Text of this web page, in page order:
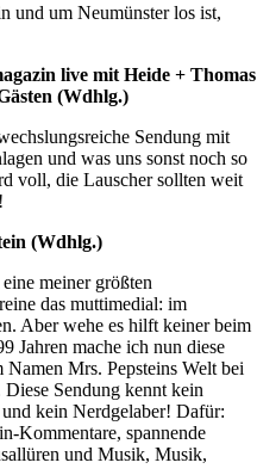
und um Neumünster los ist,
live mit Heide + Thomas
(Wdhlg.)
Sendung mit
und was uns sonst noch so
voll, die Lauscher sollten weit
(Wdhlg.)
meiner größten
das muttimedial: im
Aber wehe es hilft keiner beim
Jahren mache ich nun diese
Namen Mrs. Pepsteins Welt bei
Sendung kennt kein
kein Nerdgelaber! Dafür:
Kommentare, spannende
und Musik, Musik,